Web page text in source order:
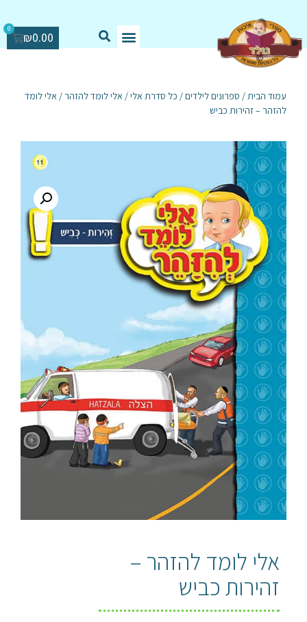
₪0.00
0
עמוד הבית/ ספרונים לילדים/ כל סדרת אלי/ אלי לומד להזהר / אלי לומד
להזהר – זהירות כביש
אלי לומד להזהר –
זהירות כביש